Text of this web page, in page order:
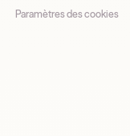
Paramètres des cookies